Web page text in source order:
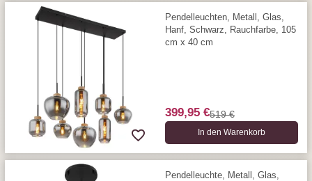
Pendelleuchten, Metall, Glas,
Hanf, Schwarz, Rauchfarbe, 105
cm x 40 cm
399,95 €519 €
In den Warenkorb
Pendelleuchte, Metall, Glas,